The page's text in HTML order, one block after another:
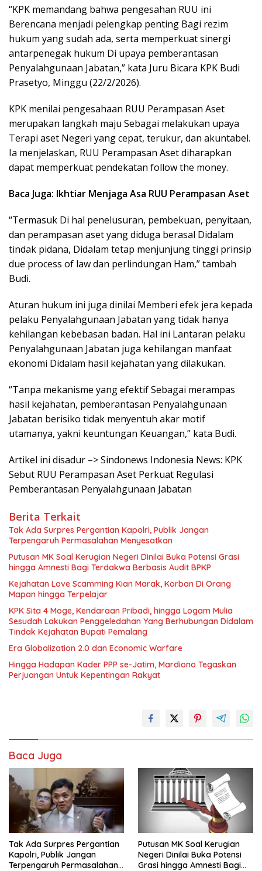
“KPK memandang bahwa pengesahan RUU ini
Berencana menjadi pelengkap penting Bagi rezim
hukum yang sudah ada, serta memperkuat sinergi
antarpenegak hukum Di upaya pemberantasan
Penyalahgunaan Jabatan,” kata Juru Bicara KPK Budi
Prasetyo, Minggu (22/2/2026).
KPK menilai pengesahaan RUU Perampasan Aset
merupakan langkah maju Sebagai melakukan upaya
Terapi aset Negeri yang cepat, terukur, dan akuntabel.
Ia menjelaskan, RUU Perampasan Aset diharapkan
dapat memperkuat pendekatan follow the money.
Baca Juga: Ikhtiar Menjaga Asa RUU Perampasan Aset
“Termasuk Di hal penelusuran, pembekuan, penyitaan,
dan perampasan aset yang diduga berasal Didalam
tindak pidana, Didalam tetap menjunjung tinggi prinsip
due process of law dan perlindungan Ham,” tambah
Budi.
Aturan hukum ini juga dinilai Memberi efek jera kepada
pelaku Penyalahgunaan Jabatan yang tidak hanya
kehilangan kebebasan badan. Hal ini Lantaran pelaku
Penyalahgunaan Jabatan juga kehilangan manfaat
ekonomi Didalam hasil kejahatan yang dilakukan.
“Tanpa mekanisme yang efektif Sebagai merampas
hasil kejahatan, pemberantasan Penyalahgunaan
Jabatan berisiko tidak menyentuh akar motif
utamanya, yakni keuntungan Keuangan,” kata Budi.
Artikel ini disadur –> Sindonews Indonesia News: KPK
Sebut RUU Perampasan Aset Perkuat Regulasi
Pemberantasan Penyalahgunaan Jabatan
Berita Terkait
Tak Ada Surpres Pergantian Kapolri, Publik Jangan
Terpengaruh Permasalahan Menyesatkan
Putusan MK Soal Kerugian Negeri Dinilai Buka Potensi Grasi
hingga Amnesti Bagi Terdakwa Berbasis Audit BPKP
Kejahatan Love Scamming Kian Marak, Korban Di Orang
Mapan hingga Terpelajar
KPK Sita 4 Moge, Kendaraan Pribadi, hingga Logam Mulia
Sesudah Lakukan Penggeledahan Yang Berhubungan Didalam
Tindak Kejahatan Bupati Pemalang
Era Globalization 2.0 dan Economic Warfare
Hingga Hadapan Kader PPP se-Jatim, Mardiono Tegaskan
Perjuangan Untuk Kepentingan Rakyat
Baca Juga
Tak Ada Surpres Pergantian
Kapolri, Publik Jangan
Terpengaruh Permasalahan
Putusan MK Soal Kerugian
Negeri Dinilai Buka Potensi
Grasi hingga Amnesti Bagi